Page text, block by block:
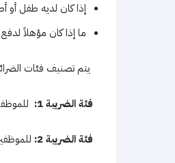
إذا كان لديه طفل أو
ما إذا كان مؤهلاً
يتم تصنيف فئات
فئة الضريبة 1:
فئة الضريبة 2: